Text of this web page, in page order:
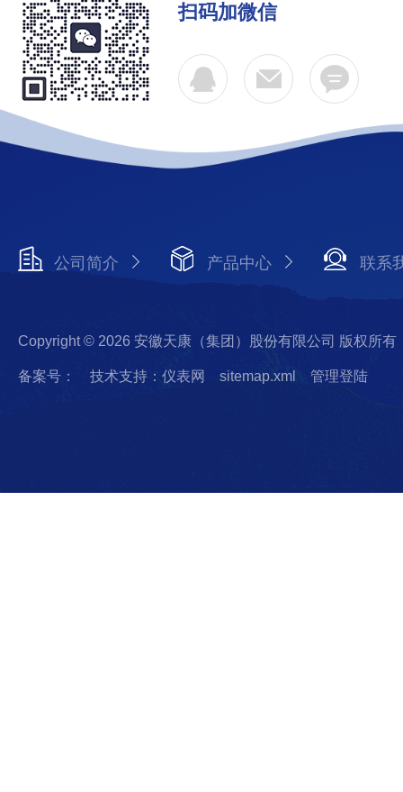
扫码加微信
公司简介 产品中心 联系
Copyright © 2026 安徽天康（集团）股份有限公司 版权所有
备案号： 技术支持：仪表网 sitemap.xml 管理登陆